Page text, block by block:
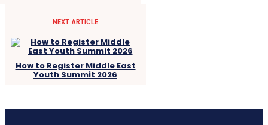
NEXT ARTICLE
How to Register Middle East
Youth Summit 2026